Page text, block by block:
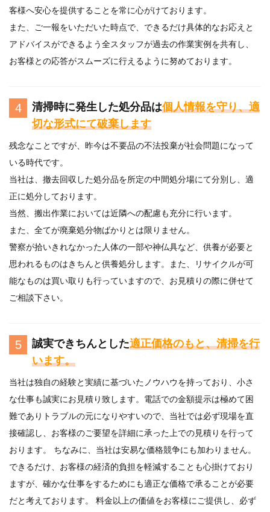
客様へ安心を提供することを常に心がけております。
また、ご一報をいただいた時点で、できるだけ具体的なお応えと
アドバイスができるよう全スタッフが過去の作業実例を共有し、
お客様との応答がスムーズに行えるように努めております。
4 清掃時に発生した処分品は個人情報を守り、適
切な形式にて破棄します
残念なことですが、昨今は不要品の不法投棄が社会問題になって
いる時代です。
当社は、撤去回収した処分品を所定の中間処分場にて分別し、適
正に処分しております。
当然、搬出作業においては近隣への配慮も充分に行います。
また、全てが廃棄処分物ばかりとは限りません。
警察が拾いきれなかった人体の一部や神仏具など、供養が必要と
思われるものはきちんと供養処分します。また、リサイクルが可
能なものは買い取りも行っていますので、お見積りの際に併せて
ご相談下さい。
5 誠実できちんとした適正価格のもと、清掃を行
います。
当社は独自の経験と実績に基づいたノウハウを持っており、小さ
な仕事も誠実にお見積り致します。電話での金額提示は極めて困
難でありトラブルの元になりやすいので、当社では必ず現場を直
接確認し、お客様のご要望を詳細に承った上での見積りを行って
おります。 ちなみに、当社は安易な価格競争にも加わりません。
できるだけ、お客様の経済的負担を軽減することも心掛けており
ますが、確かな仕事をするためにも適正な価格で承ることが必要
だと考えております。 料金以上の価値をお客様にご提供し、必ず